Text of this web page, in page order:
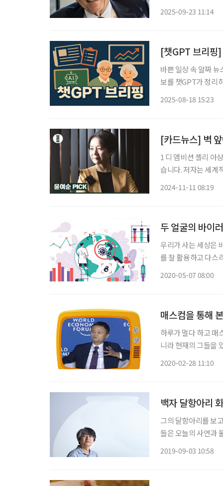
2025-09-23 11:14
[챗GPT 브리핑
바쁜 일상 속 알짜
보를 챗GPT가 정리하고 편집
2025-08-18 15:23
[카드뉴스] 벽
1 디 앰비션 셸리 아
습니다. 저자는 세계
2024-11-11 08:19
두 얼굴의 바이
우리가 사는 세상은
를 잘 활용하고 다스리는 것이 현명
2020-05-07 08:00
매스컴을 통해
하루가 멀다 하고 매
니라 현재의 그들을
2020-02-28 11:10
백자 달항아리
그의 달항아리를 보
들은 오늘의 사연과
2019-09-03 10:58